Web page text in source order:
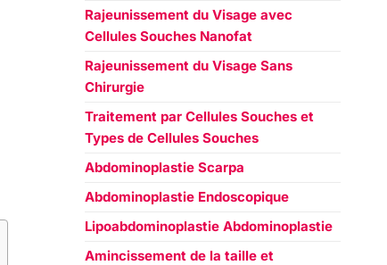
Rajeunissement du Visage avec
Cellules Souches Nanofat
Rajeunissement du Visage Sans
Chirurgie
Traitement par Cellules Souches et
Types de Cellules Souches
Abdominoplastie Scarpa
Abdominoplastie Endoscopique
Lipoabdominoplastie Abdominoplastie
Amincissement de la taille et